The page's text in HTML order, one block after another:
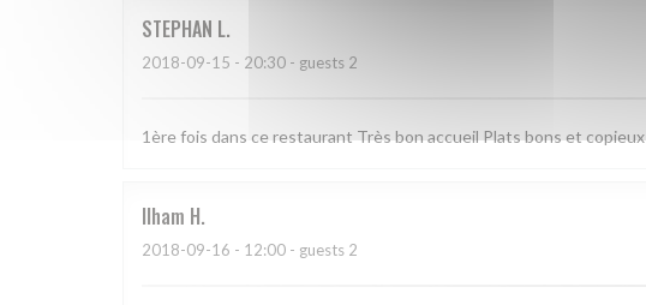
STEPHAN L
2018-09-15 - 20:30 - guests 2
1ère fois dans ce restaurant Très bon accueil Plats bons et copieux
Ilham H
2018-09-16 - 12:00 - guests 2